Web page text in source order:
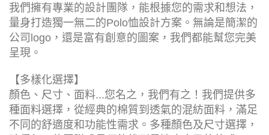
我們擁有專業的設計團隊，能根據您的需求和想法，
量身打造獨一無二的Polo恤設計方案。無論是簡潔的
公司logo，還是富有創意的圖案，我們都能幫您完美
呈現。
【多樣化選擇】
顏色、尺寸、面料...您名之，我們有之！我們提供多
種面料選擇，從經典的棉質到透氣的混紡面料，滿足
不同的舒適度和功能性需求。多種顏色及尺寸選擇，